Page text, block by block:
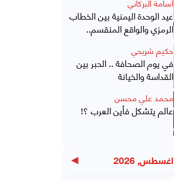
عيد الوحدة اليمنية بين الخطاب
الرمزي والواقع المنقسم..
حكيم شريحي
في يوم الصحافة .. الحبر بين
القداسة والخيانة
محمد علي محسن
عالم يتشكل فأين العرب ؟!
اغسطس, 2026 ▶